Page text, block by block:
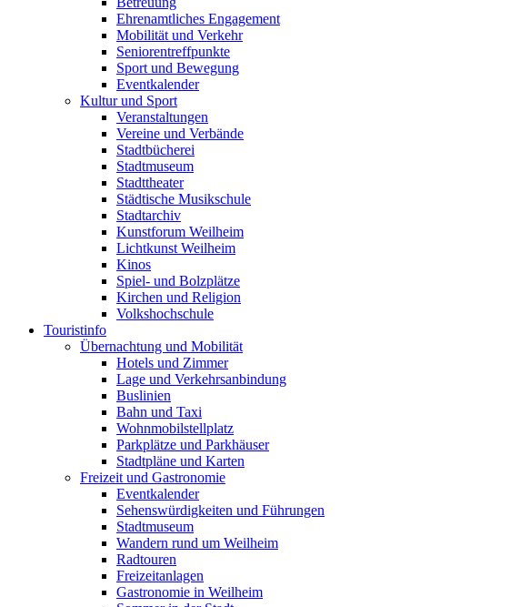
Ehrenamtliches Engagement
Mobilität und Verkehr
Seniorentreffpunkte
Sport und Bewegung
Eventkalender
Kultur und Sport
Veranstaltungen
Vereine und Verbände
Stadtbücherei
Stadtmuseum
Stadttheater
Städtische Musikschule
Stadtarchiv
Kunstforum Weilheim
Lichtkunst Weilheim
Kinos
Spiel- und Bolzplätze
Kirchen und Religion
Volkshochschule
Touristinfo
Übernachtung und Mobilität
Hotels und Zimmer
Lage und Verkehrsanbindung
Buslinien
Bahn und Taxi
Wohnmobilstellplatz
Parkplätze und Parkhäuser
Stadtpläne und Karten
Freizeit und Gastronomie
Eventkalender
Sehenswürdigkeiten und Führungen
Stadtmuseum
Wandern rund um Weilheim
Radtouren
Freizeitanlagen
Gastronomie in Weilheim